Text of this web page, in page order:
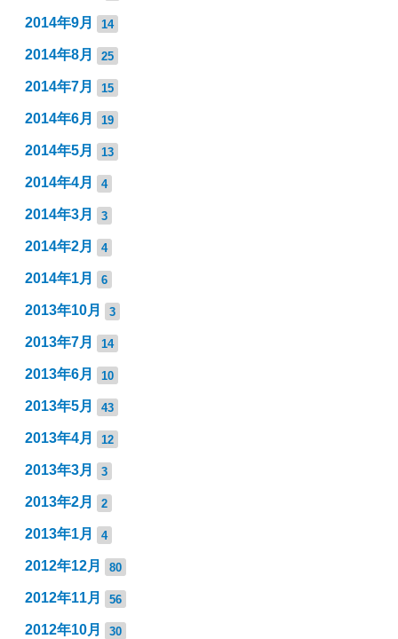
2014年9月 14
2014年8月 25
2014年7月 15
2014年6月 19
2014年5月 13
2014年4月 4
2014年3月 3
2014年2月 4
2014年1月 6
2013年10月 3
2013年7月 14
2013年6月 10
2013年5月 43
2013年4月 12
2013年3月 3
2013年2月 2
2013年1月 4
2012年12月 80
2012年11月 56
2012年10月 30